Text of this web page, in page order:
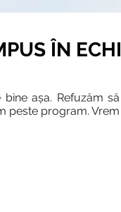
ÎN
bine așa. Refuzăm
peste program.